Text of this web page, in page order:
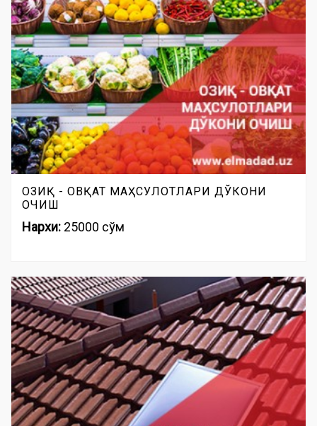
ОЗИҚ - ОВҚАТ МАҲСУЛОТЛАРИ ДЎКОНИ
ОЧИШ
Нархи: 25000 сўм